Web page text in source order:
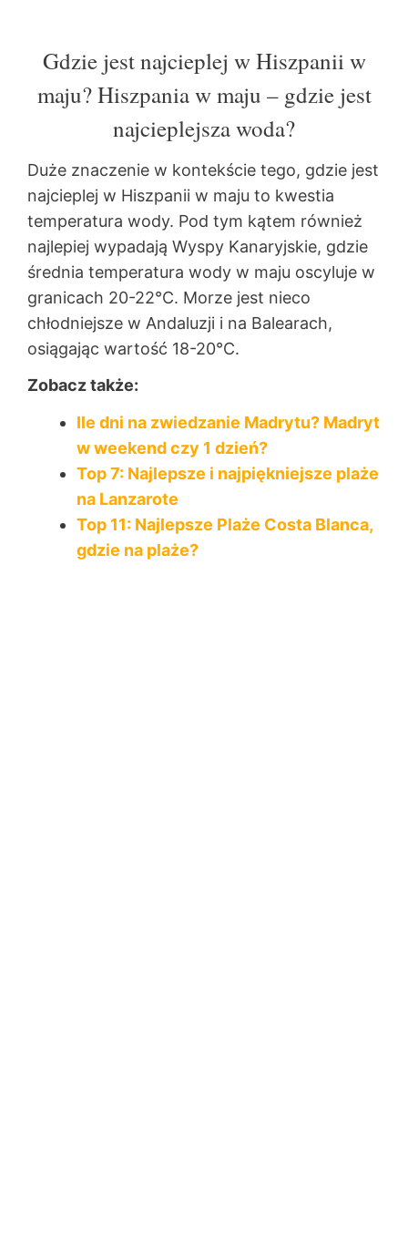
Gdzie jest najcieplej w Hiszpanii w
maju? Hiszpania w maju – gdzie jest
najcieplejsza woda?
Duże znaczenie w kontekście tego, gdzie jest
najcieplej w Hiszpanii w maju to kwestia
temperatura wody. Pod tym kątem również
najlepiej wypadają Wyspy Kanaryjskie, gdzie
średnia temperatura wody w maju oscyluje w
granicach 20-22°C. Morze jest nieco
chłodniejsze w Andaluzji i na Balearach,
osiągając wartość 18-20°C.
Zobacz także:
Ile dni na zwiedzanie Madrytu? Madryt
w weekend czy 1 dzień?
Top 7: Najlepsze i najpiękniejsze plaże
na Lanzarote
Top 11: Najlepsze Plaże Costa Blanca,
gdzie na plaże?